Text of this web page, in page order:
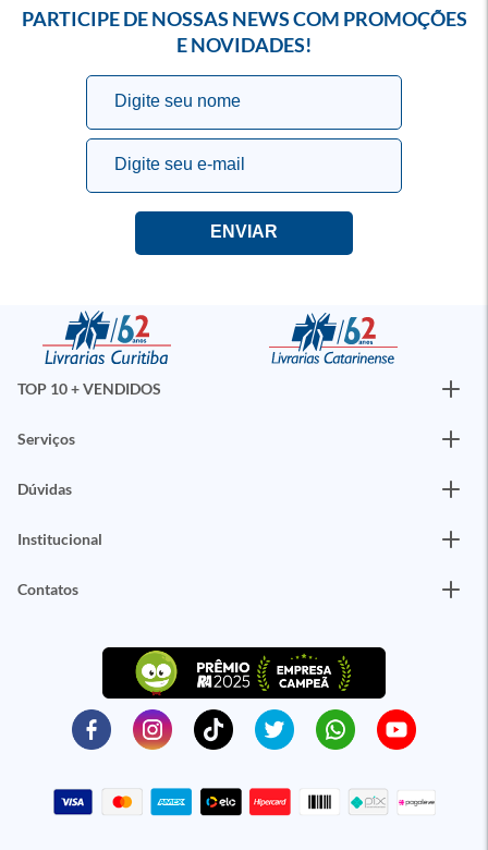
PARTICIPE DE NOSSAS NEWS COM PROMOÇÕES
E NOVIDADES!
TOP 10 + VENDIDOS
Serviços
Dúvidas
Institucional
Contatos